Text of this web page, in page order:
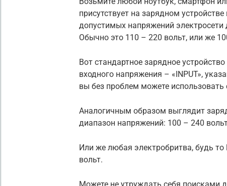
присутствует на зарядном
допустимых напряжений электросети
Обычно это 110 – 220 вольт, или же
Вот стандартное зарядное
входного напряжения – «INPUT»,
вы без проблем можете использовать
Аналогичным образом выглядит
диапазон напряжений: 100 – 240
Или же любая электробритва, будь то
вольт.